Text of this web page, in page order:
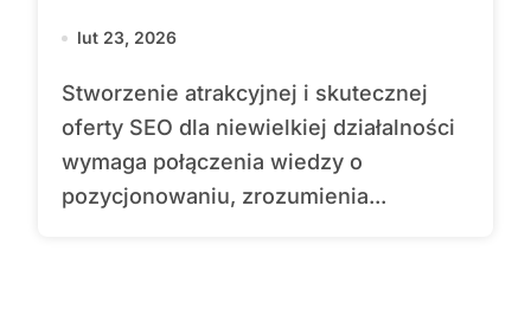
lut 23, 2026
Stworzenie atrakcyjnej i skutecznej
oferty SEO dla niewielkiej działalności
wymaga połączenia wiedzy o
pozycjonowaniu, zrozumienia...